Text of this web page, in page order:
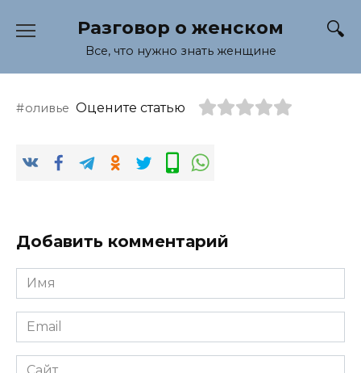
содержанию
Разговор о женском
Все, что нужно знать женщине
оливье Оцените статью
Добавить комментарий
Имя
*
Email
*
Сайт